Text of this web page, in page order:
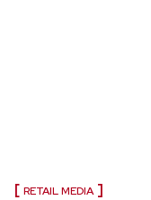
RETAIL MEDIA